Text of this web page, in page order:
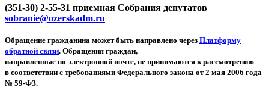
(351-30) 2-55-31 приемная Собрания депутатов
sobranie@ozerskadm.ru
Обращение гражданина может быть направлено через Платформу
обратной связи. Обращения граждан,
направленные по электронной почте, не принимаются к рассмотрению
в соответствии с требованиями Федерального закона от 2 мая 2006 года
№ 59-ФЗ.